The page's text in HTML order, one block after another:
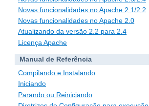
Novas funcionalidades no Apache 2.1/2.2
Novas funcionalidades no Apache 2.0
Atualizando da versão 2.2 para 2.4
Licença Apache
Manual de Referência
Compilando e Instalando
Iniciando
Parando ou Reiniciando